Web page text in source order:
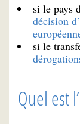
si le pays
décision
si le
Quel est